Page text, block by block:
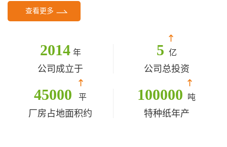
查看更多
2014 年
公司成立于
5 亿
公司总投资
45000 平
厂房占地面积约
100000 吨
特种纸年产